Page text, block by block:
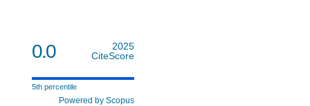
0.0
2025
CiteScore
5th percentile
Powered by Scopus